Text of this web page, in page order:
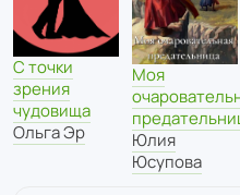
С точки
зрения
чудовища
Ольга Эр
Моя
Юлия
Юсупова